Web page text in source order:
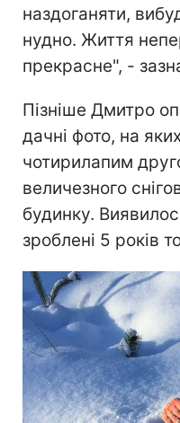
наздоганяти,
нудно. Життя
прекрасне", -
Пізніше Дмитро
дачні фото, на
чотирилапим
величезного
будинку.
зроблені 5 років